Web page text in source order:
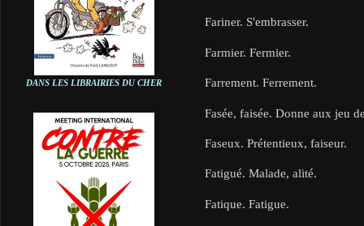
DANS LES LIBRAIRIES DU CHER
Fariner. S'embrasser.
Farmier. Fermier.
Farrement. Ferrement.
Fasée, faisée. Donne aux jeu
Faseux. Prétentieux, faiseur.
Fatigué. Malade, alité.
Fatique. Fatigue.